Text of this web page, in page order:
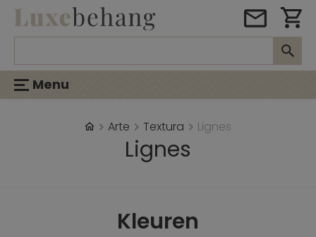
Menu
Arte Textura Lignes
Lignes
Kleuren